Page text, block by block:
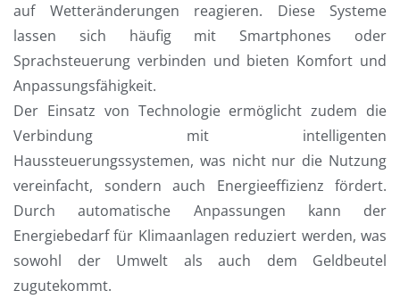
auf Wetteränderungen reagieren. Diese Systeme
lassen sich häufig mit Smartphones oder
Sprachsteuerung verbinden und bieten Komfort und
Anpassungsfähigkeit.
Der Einsatz von Technologie ermöglicht zudem die
Verbindung mit intelligenten
Haussteuerungssystemen, was nicht nur die Nutzung
vereinfacht, sondern auch Energieeffizienz fördert.
Durch automatische Anpassungen kann der
Energiebedarf für Klimaanlagen reduziert werden, was
sowohl der Umwelt als auch dem Geldbeutel
zugutekommt.